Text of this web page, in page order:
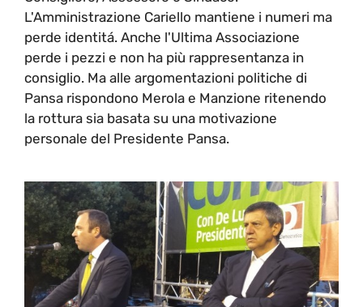
L'Amministrazione Cariello mantiene i numeri ma
perde identitá. Anche l'Ultima Associazione
perde i pezzi e non ha più rappresentanza in
consiglio. Ma alle argomentazioni politiche di
Pansa rispondono Merola e Manzione ritenendo
la rottura sia basata su una motivazione
personale del Presidente Pansa.